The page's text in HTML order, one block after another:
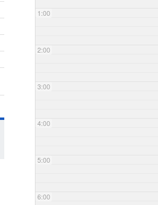
1:00
2:00
3:00
4:00
5:00
6:00